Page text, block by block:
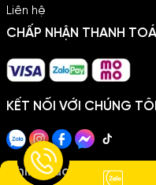
Liên hệ
CHẤP NHẬN THANH
KẾT NỐI VỚI CHÚNG TÔI
Chính sách
Trần Văn Học
10 phút trước